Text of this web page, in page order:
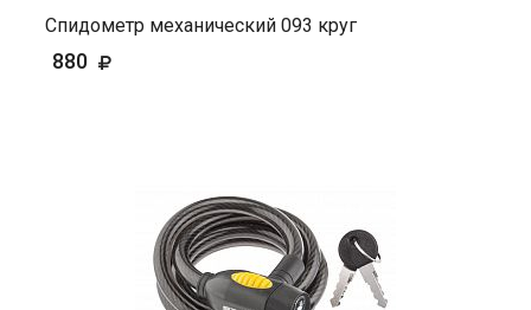
Спидометр механический 093 круг
880